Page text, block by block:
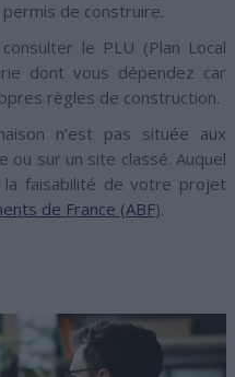
de construire.
le PLU (Plan Local
dont vous dépendez car
règles de construction.
n’est pas située aux
ou sur un site classé. Auquel
faisabilité de votre projet
de France (ABF).